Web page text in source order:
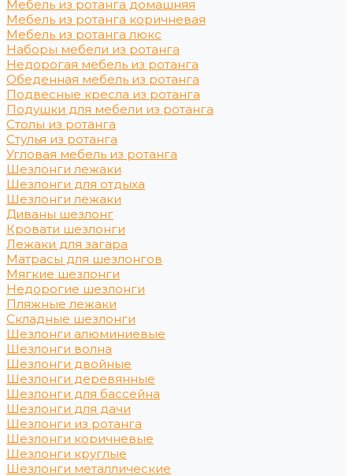
Мебель из ротанга домашняя
Мебель из ротанга коричневая
Мебель из ротанга люкс
Наборы мебели из ротанга
Недорогая мебель из ротанга
Обеденная мебель из ротанга
Подвесные кресла из ротанга
Подушки для мебели из ротанга
Столы из ротанга
Стулья из ротанга
Угловая мебель из ротанга
Шезлонги лежаки
Шезлонги для отдыха
Шезлонги лежаки
Диваны шезлонг
Кровати шезлонги
Лежаки для загара
Матрасы для шезлонгов
Мягкие шезлонги
Недорогие шезлонги
Пляжные лежаки
Складные шезлонги
Шезлонги алюминиевые
Шезлонги волна
Шезлонги двойные
Шезлонги деревянные
Шезлонги для бассейна
Шезлонги для дачи
Шезлонги из ротанга
Шезлонги коричневые
Шезлонги круглые
Шезлонги металлические